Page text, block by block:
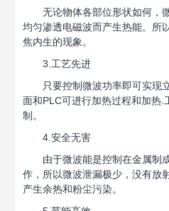
无论物体各部位形状如何，
均匀渗透电磁波而产生热能。所
焦内生的现象。
3.工艺先进
只要控制微波功率即可实现
面和PLC可进行加热过程和加热.
制。
4.安全无害
由于微波能是控制在金属制成
作，所以微波泄漏极少，没有放
产生余热和粉尘污染。